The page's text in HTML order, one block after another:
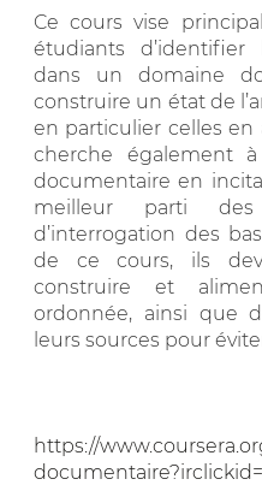
Ce cours vise
étudiants d’identifier
dans un domaine
construire un état de
en particulier celles en
cherche également
documentaire en
meilleur parti
d’interrogation des
de ce cours, ils
construire et
ordonnée, ainsi que
leurs sources pour
https://